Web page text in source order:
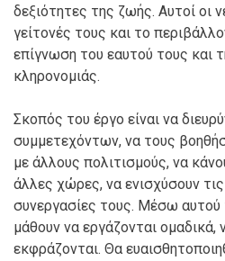
δεξιότητες της ζωής. Αυτοί οι
γείτονές τους και το
επίγνωση του εαυτού τους και
κληρονομιάς.
Σκοπός του έργο είναι να
συμμετεχόντων, να τους
με άλλους πολιτισμούς, να
άλλες χώρες, να ενισχύσουν
συνεργασίες τους. Μέσω
μάθουν να εργάζονται ομαδικά,
εκφράζονται. Θα